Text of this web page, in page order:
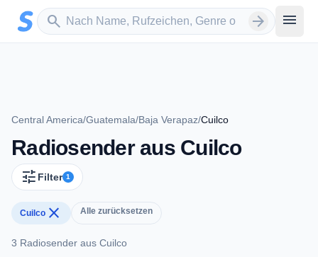
Zum Hauptinhalt springen
search
Sender suchen arrow_forward menu
Central America/Guatemala/Baja Verapaz/Cuilco
Radiosender aus Cuilco
tune Filter 1
Cuilco close Alle zurücksetzen
3 Radiosender aus Cuilco